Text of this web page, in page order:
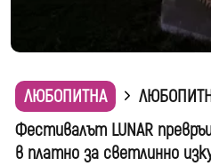
ЛЮБОПИТНА
Фестивалът LUNAR
в платно за светлинно